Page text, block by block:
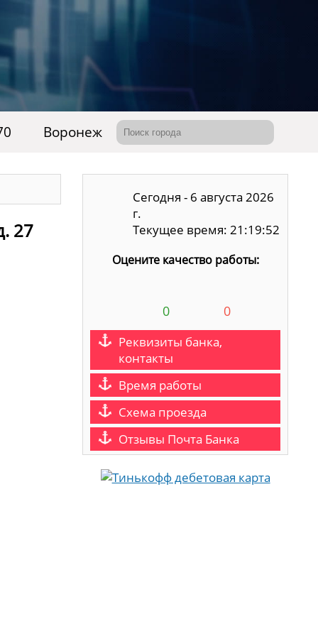
Воронеж
27
Сегодня - 6 августа 2026
г.
Текущее время: 21:19:53
Оцените качество работы:
0 0
Реквизиты банка,
контакты
Время работы
Схема проезда
Отзывы Почта Банка